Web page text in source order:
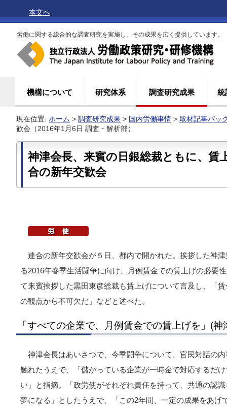
本文へ
労働に関する総合的な調査研究を実施し、その成果を広く提供しています。
機構について 研究体系 調査研究成果 統
現在位置: ホーム > 調査研究成果 > 国内労働事情 > 取材記事バッ
歓会（2016年1月6日 調査・解析部）
神津会長、来賓の日銀総裁ともに、賃
合の新年交歓会
連合の新年交歓会が５日、都内で開かれた。挨拶した神
る2016年春季生活闘争に向け、月例賃金での賃上げの必要
て来賓挨拶した黒田東彦総裁も賃上げについて言及し、「
の観点から不可欠だ」などと述べた。
「すべての企業で、月例賃金での賃上げを」(神
神津会長はあいさつで、今季闘争について、官民対話の
触れたうえで、「儲かっている企業が一時金で対応するだ
い」と指摘。「政労使がそれぞれ責任を持って、共通の認
夢になる」としたうえで、「この2年間、一定の成果をあげ